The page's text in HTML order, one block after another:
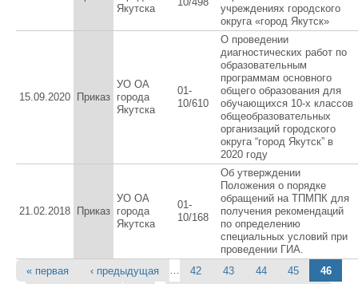
Якутска
учреждениях городского
округа «город Якутск»
15.09.2020 Приказ
УО ОА
города
Якутска
01-
10/610
О проведении
диагностических работ по
образовательным
программам основного
общего образования для
обучающихся 10-х классов
общеобразовательных
организаций городского
округа “город Якутск” в
2020 году
21.02.2018 Приказ
УО ОА
города
Якутска
01-
10/168
Об утверждении
Положения о порядке
обращений на ТПМПК для
получения рекомендаций
по определению
специальных условий при
проведении ГИА.
Страницы
« первая ‹ предыдущая 42 43 44 45
46